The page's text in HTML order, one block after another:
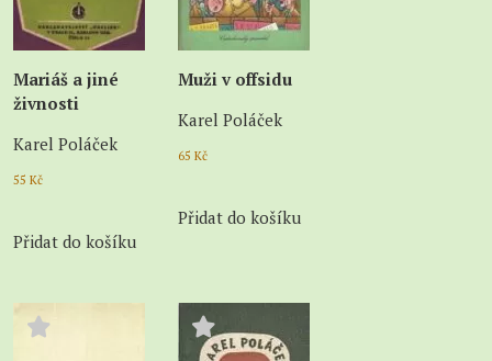
Mariáš a jiné
živnosti
Karel Poláček
55 Kč
Přidat do košíku
Muži v offsidu
Karel Poláček
65 Kč
Přidat do košíku